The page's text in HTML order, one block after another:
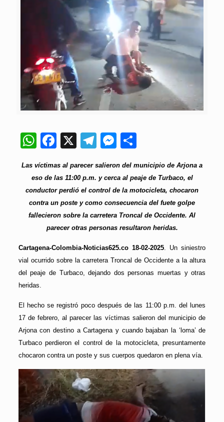
WhatsApp
Facebook
X Telegram
Messenger
Las víctimas al parecer salieron del municipio de Arjona a
eso de las 11:00 p.m. y cerca al peaje de Turbaco, el
conductor perdió el control de la motocicleta, chocaron
contra un poste y como consecuencia del fuete golpe
fallecieron sobre la carretera Troncal de Occidente. Al
parecer otras personas resultaron heridas.
Cartagena-Colombia-Noticias625.co 18-02-2025. Un siniestro
vial ocurrido sobre la carretera Troncal de Occidente a la altura
del peaje de Turbaco, dejando dos personas muertas y otras
heridas.
El hecho se registró poco después de las 11:00 p.m. del lunes
17 de febrero, al parecer las víctimas salieron del municipio de
Arjona con destino a Cartagena y cuando bajaban la ‘loma’ de
Turbaco perdieron el control de la motocicleta, presuntamente
chocaron contra un poste y sus cuerpos quedaron en plena vía.